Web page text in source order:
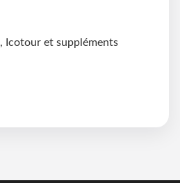
Icotour et suppléments